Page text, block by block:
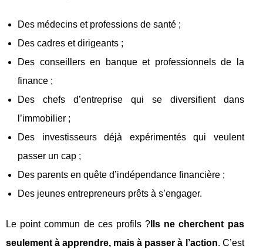
Des médecins et professions de santé ;
Des cadres et dirigeants ;
Des conseillers en banque et professionnels de la
finance ;
Des chefs d’entreprise qui se diversifient dans
l’immobilier ;
Des investisseurs déjà expérimentés qui veulent
passer un cap ;
Des parents en quête d’indépendance financière ;
Des jeunes entrepreneurs prêts à s’engager.
Le point commun de ces profils ? Ils ne cherchent pas
seulement à apprendre, mais à passer à l’action. C’est